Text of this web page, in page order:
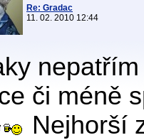
Re: Gradac
11. 02. 2010 12:44
či méně
Nejhorší